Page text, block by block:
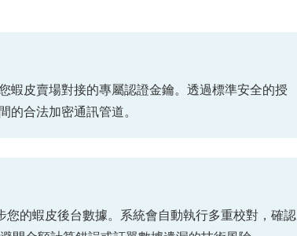
蝦皮賣場對接的專屬認證金鑰。透過標準安全的授
合法加密通訊管道。
的蝦皮後台數據。系統會自動執行多重校對，確認